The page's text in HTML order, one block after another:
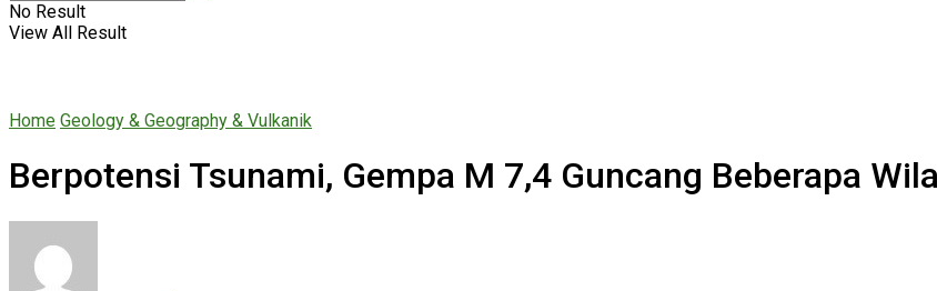
No Result
View All Result
Home Geology & Geography & Vulkanik
Berpotensi Tsunami, Gempa M 7,4 Guncang Beberapa